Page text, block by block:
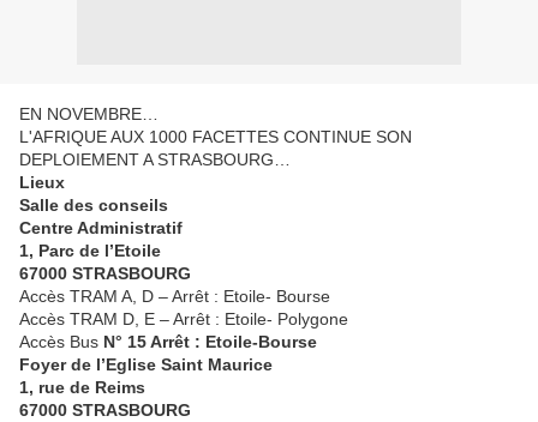
EN NOVEMBRE…
L'AFRIQUE AUX 1000 FACETTES CONTINUE SON
DEPLOIEMENT A STRASBOURG…
Lieux
Salle des conseils
Centre Administratif
1, Parc de l’Etoile
67000 STRASBOURG
Accès TRAM A, D – Arrêt : Etoile- Bourse
Accès TRAM D, E – Arrêt : Etoile- Polygone
Accès Bus N° 15 Arrêt : Etoile-Bourse
Foyer de l’Eglise Saint Maurice
1, rue de Reims
67000 STRASBOURG